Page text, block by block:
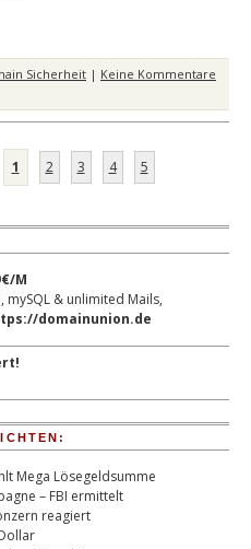
Sicherheit | Keine Kommentare
1 2 3 4 5
M
mySQL & unlimited Mails,
domainunion.de
Mega Lösegeldsumme
– FBI ermittelt
reagiert